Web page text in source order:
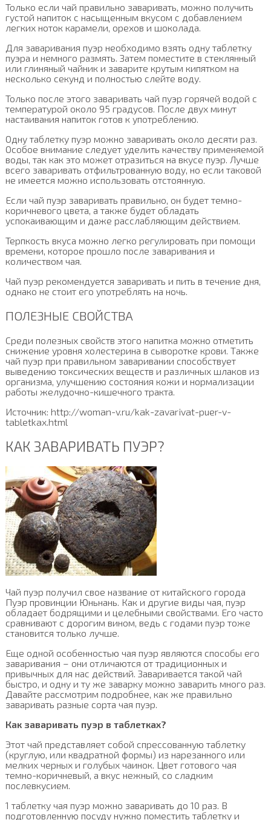
Только если чай правильно заваривать, можно получить
густой напиток с насыщенным вкусом с добавлением
легких ноток карамели, орехов и шоколада.
Для заваривания пуэр необходимо взять одну таблетку
пуэра и немного размять. Затем поместите в стеклянный
или глиняный чайник и заварите крутым кипятком на
несколько секунд и полностью слейте воду.
Только после этого заваривать чай пуэр горячей водой с
температурой около 95 градусов. После двух минут
настаивания напиток готов к употреблению.
Одну таблетку пуэр можно заваривать около десяти раз.
Особое внимание следует уделить качеству применяемой
воды, так как это может отразиться на вкусе пуэр. Лучше
всего заваривать отфильтрованную воду, но если таковой
не имеется можно использовать отстоянную.
Если чай пуэр заваривать правильно, он будет темно-
коричневого цвета, а также будет обладать
успокаивающим и даже расслабляющим действием.
Терпкость вкуса можно легко регулировать при помощи
времени, которое прошло после заваривания и
количеством чая.
Чай пуэр рекомендуется заваривать и пить в течение дня,
однако не стоит его употреблять на ночь.
ПОЛЕЗНЫЕ СВОЙСТВА
Среди полезных свойств этого напитка можно отметить
снижение уровня холестерина в сыворотке крови. Также
чай пуэр при правильном заваривании способствует
выведению токсических веществ и различных шлаков из
организма, улучшению состояния кожи и нормализации
работы желудочно-кишечного тракта.
Источник: http://woman-v.ru/kak-zavarivat-puer-v-
tabletkax.html
КАК ЗАВАРИВАТЬ ПУЭР?
Чай пуэр получил свое название от китайского города
Пуэр провинции Юньнань. Как и другие виды чая, пуэр
обладает бодрящими и целебными свойствами. Его часто
сравнивают с дорогим вином, ведь с годами пуэр тоже
становится только лучше.
Еще одной особенностью чая пуэр являются способы его
заваривания – они отличаются от традиционных и
привычных для нас действий. Заваривается такой чай
быстро, и одну и ту же заварку можно заварить много раз.
Давайте рассмотрим подробнее, как же правильно
заваривать разные сорта чая пуэр.
Как заваривать пуэр в таблетках?
Этот чай представляет собой спрессованную таблетку
(круглую, или квадратной формы) из нарезанного или
мелких черных и голубых чаинок. Цвет готового чая
темно-коричневый, а вкус нежный, со сладким
послевкусием.
1 таблетку чая пуэр можно заваривать до 10 раз. В
подготовленную посуду нужно поместить таблетку и